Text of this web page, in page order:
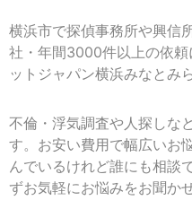
横浜市で探偵事務所や興信
社・年間3000件以上の依
ットジャパン横浜みなとみ
不倫・浮気調査や人探しな
す。お安い費用で幅広いお
んでいるけれど誰にも相談
ずお気軽にお悩みをお聞か